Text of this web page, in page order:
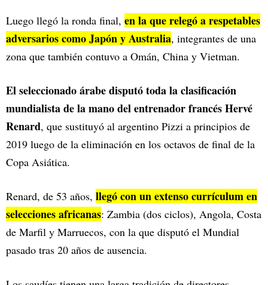
Luego llegó la ronda final, en la que relegó a respetables
adversarios como Japón y Australia, integrantes de una
zona que también contuvo a Omán, China y Vietman.
El seleccionado árabe disputó toda la clasificación
mundialista de la mano del entrenador francés Hervé
Renard, que sustituyó al argentino Pizzi a principios de
2019 luego de la eliminación en los octavos de final de la
Copa Asiática.
Renard, de 53 años, llegó con un extenso currículum en
selecciones africanas: Zambia (dos ciclos), Angola, Costa
de Marfil y Marruecos, con la que disputó el Mundial
pasado tras 20 años de ausencia.